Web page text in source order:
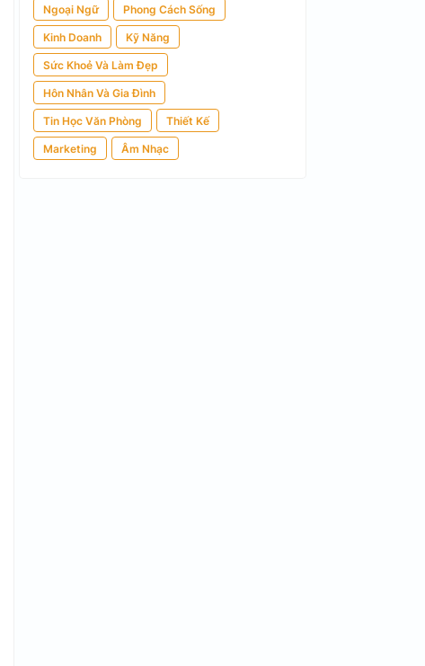
Ngoại Ngữ Phong Cách Sống
Kinh Doanh Kỹ Năng
Sức Khoẻ Và Làm Đẹp
Hôn Nhân Và Gia Đình
Tin Học Văn Phòng Thiết Kế
Marketing Âm Nhạc